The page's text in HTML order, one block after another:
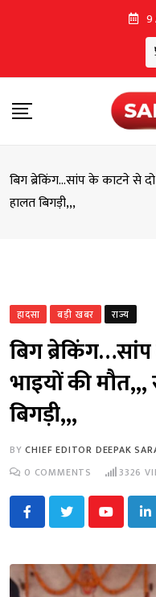
9
बिग ब्रेकिंग…सांप के काटने से
हालत बिगड़ी,,,
हादसा बड़ी खबर राज्य
बिग
भाइयों की
बिगड़ी,,,
BYCHIEF EDITOR DEEPAK
0 COMMENTS 3326
Youtube